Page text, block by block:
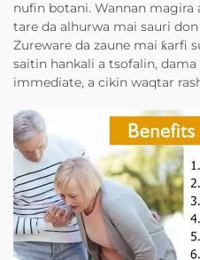
nufin botani. Wannan magira
tare da alhurwa mai sauri
Zureware da zaune mai ƙarfi
saitin hankali a tsofalin,
immediate, a cikin waqtar